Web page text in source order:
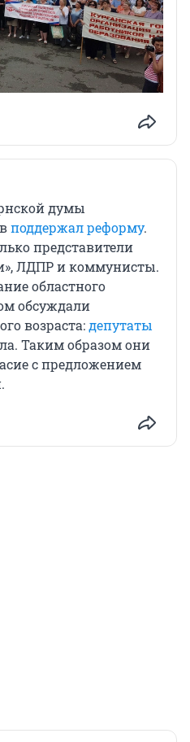
думы
поддержал реформу.
представители
ЛДПР и коммунисты.
областного
обсуждали
возраста:депутаты
Таким образом они
с предложением